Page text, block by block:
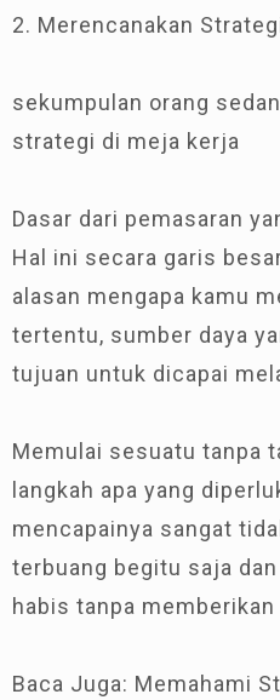
2. Merencanakan
sekumpulan orang
strategi di meja kerja
Dasar dari pemasaran
Hal ini secara garis
alasan mengapa kamu
tertentu, sumber daya
tujuan untuk dicapai
Memulai sesuatu tanpa
langkah apa yang
mencapainya sangat
terbuang begitu saja
habis tanpa
Baca Juga: Memahami